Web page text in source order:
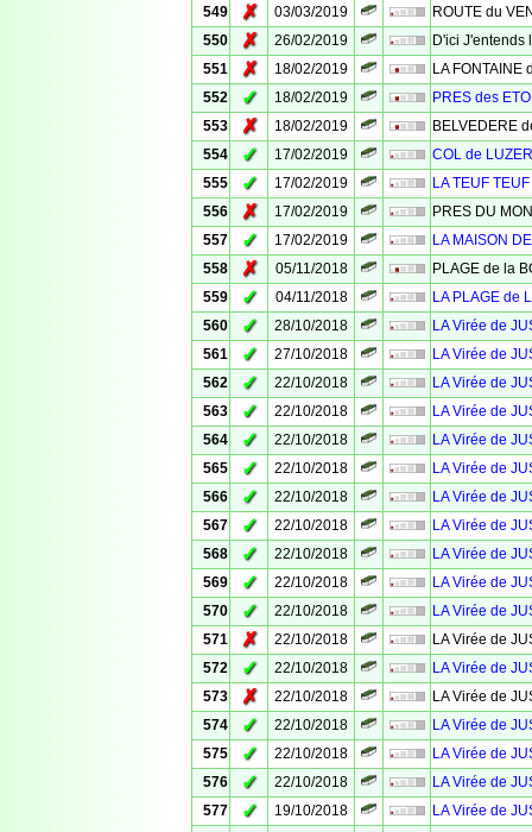
549
✗ 03/03/2019
ROUTE du
550
✗ 26/02/2019
D'ici J'entends
551
✗ 18/02/2019
LA FONTAINE
552
✓ 18/02/2019
PRES des
553
✗ 18/02/2019
BELVEDERE
554
✓ 17/02/2019
COL de
555
✓ 17/02/2019
LA TEUF TEUF
556
✗ 17/02/2019
PRES DU
557
✓ 17/02/2019
LA MAISON
558
✗ 05/11/2018
PLAGE de la
559
✓ 04/11/2018
LA PLAGE de
560
✓ 28/10/2018
LA Virée de
561
✓ 27/10/2018
LA Virée de
562
✓ 22/10/2018
LA Virée de
563
✓ 22/10/2018
LA Virée de
564
✓ 22/10/2018
LA Virée de
565
✓ 22/10/2018
LA Virée de
566
✓ 22/10/2018
LA Virée de
567
✓ 22/10/2018
LA Virée de
568
✓ 22/10/2018
LA Virée de
569
✓ 22/10/2018
LA Virée de
570
✓ 22/10/2018
LA Virée de
571
✗ 22/10/2018
LA Virée de
572
✓ 22/10/2018
LA Virée de
573
✗ 22/10/2018
LA Virée de
574
✓ 22/10/2018
LA Virée de
575
✓ 22/10/2018
LA Virée de
576
✓ 22/10/2018
LA Virée de
577
✓ 19/10/2018
LA Virée de